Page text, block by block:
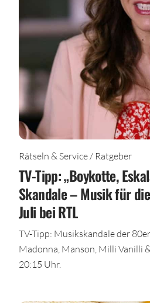
Rätseln & Service / Ratgeber
TV-Tipp: „Boykotte,
Skandale – Musik für
Juli bei RTL
TV-Tipp: Musikskandale der
Madonna, Manson, Milli Vanilli
20:15 Uhr.